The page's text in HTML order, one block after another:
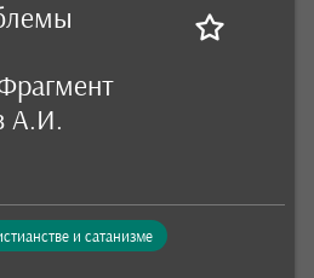
А.И.
и сатанизме